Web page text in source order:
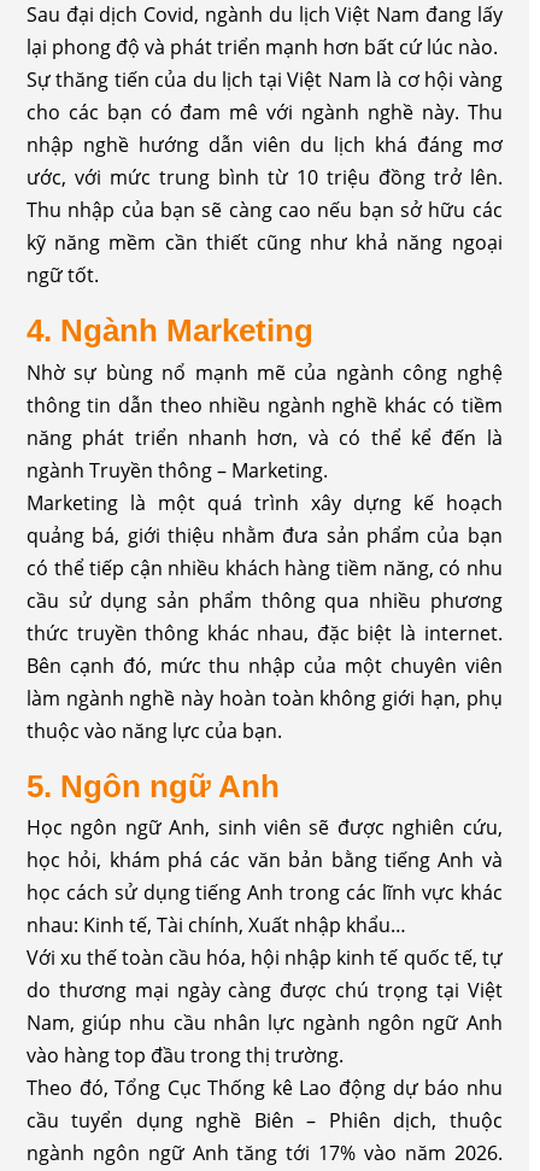
Sau đại dịch Covid, ngành du lịch Việt Nam đang lấy
lại phong độ và phát triển mạnh hơn bất cứ lúc nào.
Sự thăng tiến của du lịch tại Việt Nam là cơ hội vàng
cho các bạn có đam mê với ngành nghề này. Thu
nhập nghề hướng dẫn viên du lịch khá đáng mơ
ước, với mức trung bình từ 10 triệu đồng trở lên.
Thu nhập của bạn sẽ càng cao nếu bạn sở hữu các
kỹ năng mềm cần thiết cũng như khả năng ngoại
ngữ tốt.
4. Ngành Marketing
Nhờ sự bùng nổ mạnh mẽ của ngành công nghệ
thông tin dẫn theo nhiều ngành nghề khác có tiềm
năng phát triển nhanh hơn, và có thể kể đến là
ngành Truyền thông – Marketing.
Marketing là một quá trình xây dựng kế hoạch
quảng bá, giới thiệu nhằm đưa sản phẩm của bạn
có thể tiếp cận nhiều khách hàng tiềm năng, có nhu
cầu sử dụng sản phẩm thông qua nhiều phương
thức truyền thông khác nhau, đặc biệt là internet.
Bên cạnh đó, mức thu nhập của một chuyên viên
làm ngành nghề này hoàn toàn không giới hạn, phụ
thuộc vào năng lực của bạn.
5. Ngôn ngữ Anh
Học ngôn ngữ Anh, sinh viên sẽ được nghiên cứu,
học hỏi, khám phá các văn bản bằng tiếng Anh và
học cách sử dụng tiếng Anh trong các lĩnh vực khác
nhau: Kinh tế, Tài chính, Xuất nhập khẩu…
Với xu thế toàn cầu hóa, hội nhập kinh tế quốc tế, tự
do thương mại ngày càng được chú trọng tại Việt
Nam, giúp nhu cầu nhân lực ngành ngôn ngữ Anh
vào hàng top đầu trong thị trường.
Theo đó, Tổng Cục Thống kê Lao động dự báo nhu
cầu tuyển dụng nghề Biên – Phiên dịch, thuộc
ngành ngôn ngữ Anh tăng tới 17% vào năm 2026.